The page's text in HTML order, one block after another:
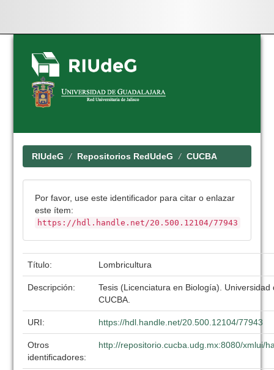
Skip
navigation
RIUdeG Repositorios RedUdeG CUCBA
Por favor, use este identificador para citar o enlazar
este ítem:
https://hdl.handle.net/20.500.12104/77943
Título: Lombricultura
Descripción:
Tesis (Licenciatura en Biología). Universidad
CUCBA.
URI: https://hdl.handle.net/20.500.12104/77943
Otros
identificadores:
http://repositorio.cucba.udg.mx:8080/xmlui/